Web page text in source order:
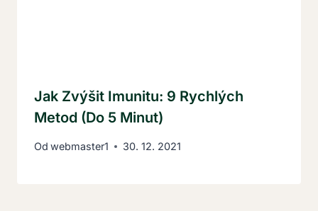
Jak Zvýšit Imunitu: 9 Rychlých
Metod (Do 5 Minut)
Od webmaster1 30. 12. 2021